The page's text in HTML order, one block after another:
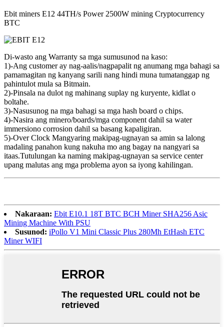
Ebit miners E12 44TH/s Power 2500W mining Cryptocurrency
BTC
Di-wasto ang Warranty sa mga sumusunod na kaso:
1)-Ang customer ay nag-aalis/nagpapalit ng anumang mga bahagi sa
pamamagitan ng kanyang sarili nang hindi muna tumatanggap ng
pahintulot mula sa Bitmain.
2)-Pinsala na dulot ng mahinang suplay ng kuryente, kidlat o
boltahe.
3)-Nasusunog na mga bahagi sa mga hash board o chips.
4)-Nasira ang minero/boards/mga component dahil sa water
immersiono corrosion dahil sa basang kapaligiran.
5)-Over Clock Mangyaring makipag-ugnayan sa amin sa lalong
madaling panahon kung nakuha mo ang bagay na nangyari sa
itaas.Tutulungan ka naming makipag-ugnayan sa service center
upang malutas ang mga problema ayon sa iyong kahilingan.
Nakaraan: Ebit E10.1 18T BTC BCH Miner SHA256 Asic
Mining Machine With PSU
Susunod: iPollo V1 Mini Classic Plus 280Mh EtHash ETC
Miner WIFI